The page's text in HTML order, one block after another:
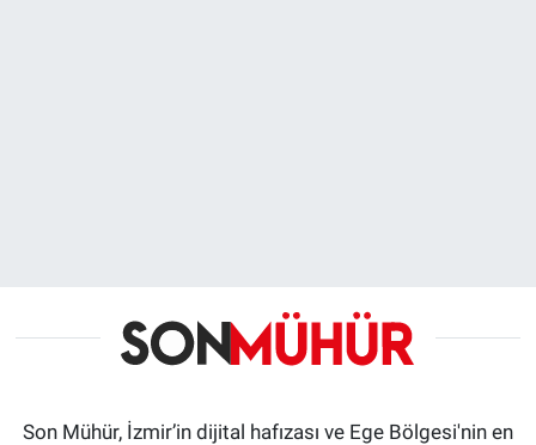
Son Mühür, İzmir’in dijital hafızası ve Ege Bölgesi'nin en